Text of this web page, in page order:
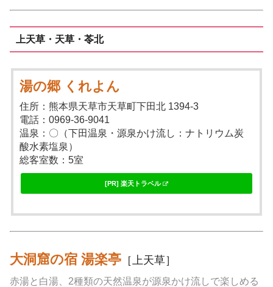
上天草・天草・苓北
湯の郷 くれよん
住所：熊本県天草市天草町下田北 1394-3
電話：0969-36-9041
温泉：〇（下田温泉・源泉かけ流し：ナトリウム炭
酸水素塩泉）
総客室数：5室
[PR] 楽天トラベル
大洞窟の宿 湯楽亭 ［上天草］
赤湯と白湯、2種類の天然温泉が源泉かけ流しで楽しめる